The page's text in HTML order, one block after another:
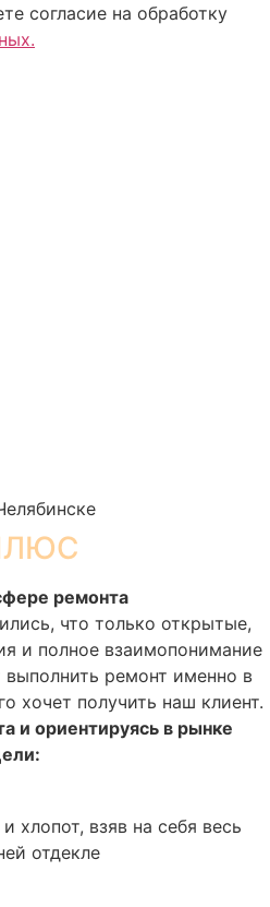
согласие на обработку
ремонта
что только открытые,
и полное взаимопонимание
выполнить ремонт именно в
хочет получить наш клиент.
и ориентируясь в рынке
хлопот, взяв на себя весь
отдекле